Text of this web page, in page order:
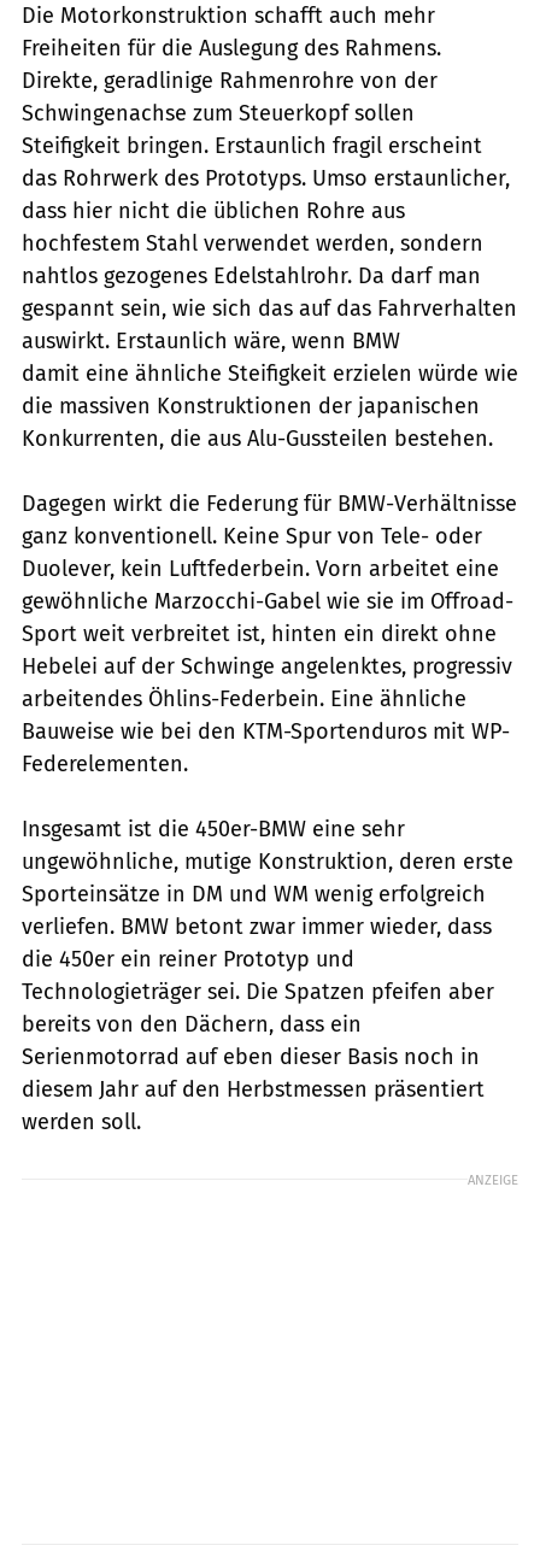
Die Motorkonstruktion schafft auch mehr
Freiheiten für die Auslegung des Rahmens.
Direkte, geradlinige Rahmenrohre von der
Schwingenachse zum Steuerkopf sollen
Steifigkeit bringen. Erstaunlich fragil erscheint
das Rohrwerk des Prototyps. Umso erstaunlicher,
dass hier nicht die üblichen Rohre aus
hochfestem Stahl verwendet werden, sondern
nahtlos gezogenes Edelstahlrohr. Da darf man
gespannt sein, wie sich das auf das Fahrverhalten
auswirkt. Erstaunlich wäre, wenn BMW
damit eine ähnliche Steifigkeit erzielen würde wie
die massiven Konstruktionen der japanischen
Konkurrenten, die aus Alu-Gussteilen bestehen.
Dagegen wirkt die Federung für BMW-Verhältnisse
ganz konventionell. Keine Spur von Tele- oder
Duolever, kein Luftfederbein. Vorn arbeitet eine
gewöhnliche Marzocchi-Gabel wie sie im Offroad-
Sport weit verbreitet ist, hinten ein direkt ohne
Hebelei auf der Schwinge angelenktes, progressiv
arbeitendes Öhlins-Federbein. Eine ähnliche
Bauweise wie bei den KTM-Sportenduros mit WP-
Federelementen.
Insgesamt ist die 450er-BMW eine sehr
ungewöhnliche, mutige Konstruktion, deren erste
Sporteinsätze in DM und WM wenig erfolgreich
verliefen. BMW betont zwar immer wieder, dass
die 450er ein reiner Prototyp und
Technologieträger sei. Die Spatzen pfeifen aber
bereits von den Dächern, dass ein
Serienmotorrad auf eben dieser Basis noch in
diesem Jahr auf den Herbstmessen präsentiert
werden soll.
ANZEIGE